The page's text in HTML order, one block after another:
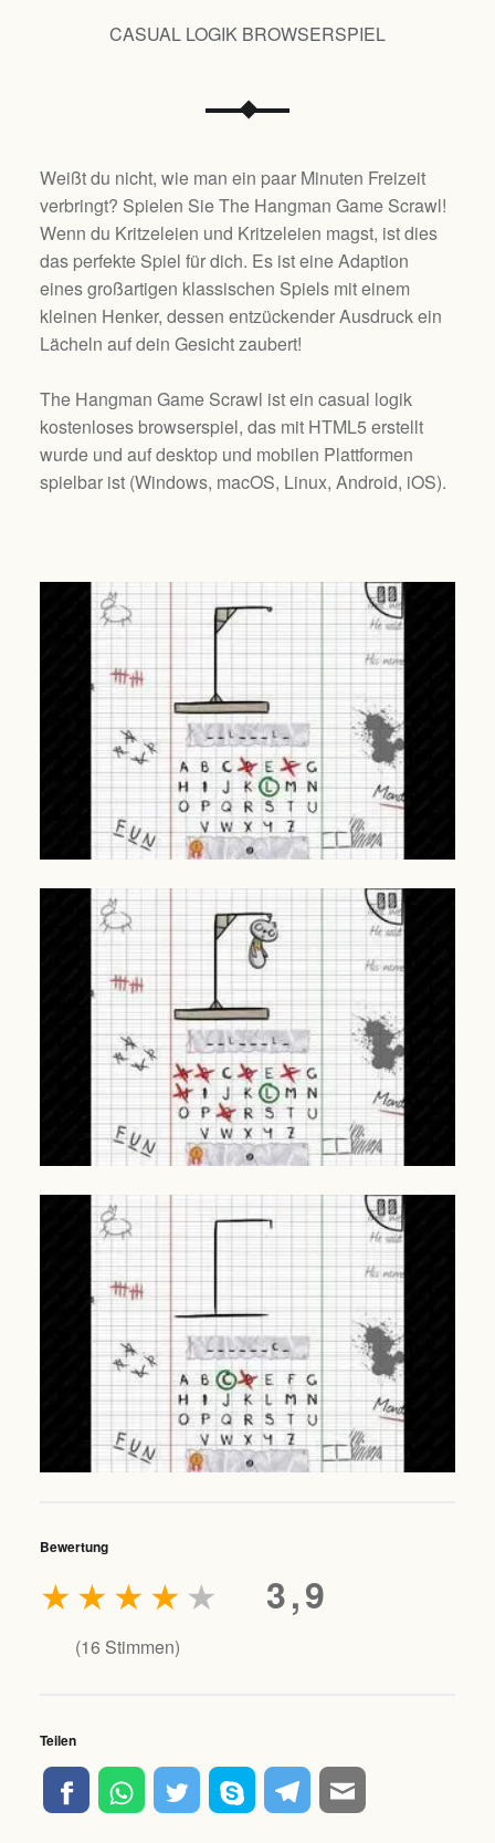
CASUAL LOGIK BROWSERSPIEL
Weißt du nicht, wie man ein paar Minuten Freizeit
verbringt? Spielen Sie The Hangman Game Scrawl!
Wenn du Kritzeleien und Kritzeleien magst, ist dies
das perfekte Spiel für dich. Es ist eine Adaption
eines großartigen klassischen Spiels mit einem
kleinen Henker, dessen entzückender Ausdruck ein
Lächeln auf dein Gesicht zaubert!
The Hangman Game Scrawl ist ein casual logik
kostenloses browserspiel, das mit HTML5 erstellt
wurde und auf desktop und mobilen Plattformen
spielbar ist (Windows, macOS, Linux, Android, iOS).
Bewertung
3,9
★
★
★
★
★
(16 Stimmen)
Teilen